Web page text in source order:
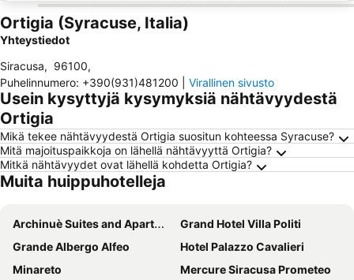
Ortigia (Syracuse, Italia)
Yhteystiedot
Siracusa, 96100,
Puhelinnumero: +390(931)481200 Virallinen sivusto
Usein kysyttyjä kysymyksiä nähtävyydestä
Ortigia
Mikä tekee nähtävyydestä Ortigia suositun kohteessa Syracuse?
Mitä majoituspaikkoja on lähellä nähtävyyttä Ortigia?
Mitkä nähtävyydet ovat lähellä kohdetta Ortigia?
Muita huippuhotelleja
Archinuè Suites and Apartments
Grand Hotel Villa Politi
Grande Albergo Alfeo
Hotel Palazzo Cavalieri
Minareto
Mercure Siracusa Prometeo